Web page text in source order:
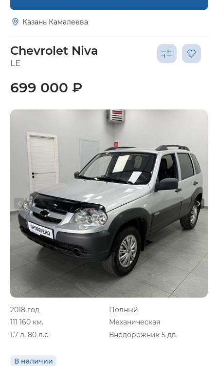
Казань Камалеева
Chevrolet Niva
LE
2018 год
Полный
111 160 км.
Механическая
1.7 л, 80 л.с.
Внедорожник 5 дв.
В наличии
699 000 ₽